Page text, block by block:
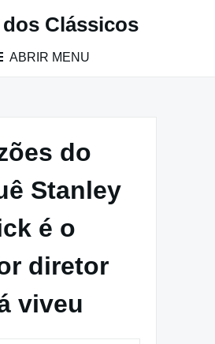
Clássicos
ABRIR MENU
do
Stanley
é o
diretor
viveu